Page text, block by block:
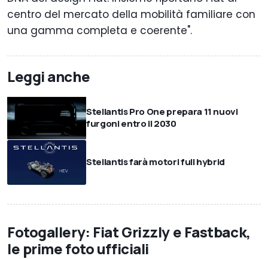
centro del mercato della mobilità familiare con
una gamma completa e coerente".
Leggi anche
Stellantis Pro One prepara 11 nuovi
furgoni entro il 2030
Stellantis farà motori full hybrid
Fotogallery: Fiat Grizzly e Fastback,
le prime foto ufficiali